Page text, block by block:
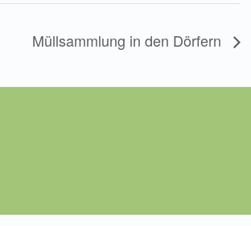
Müllsammlung in den Dörfern